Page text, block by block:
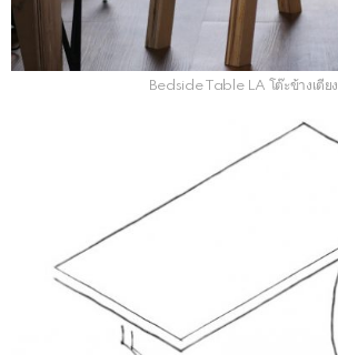
Bedside Table LA โต๊ะข้างเตียง